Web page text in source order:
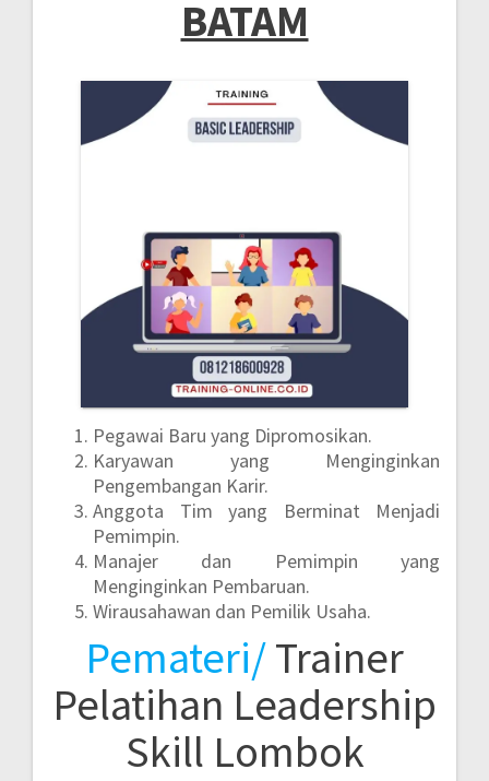
BATAM
Pegawai Baru yang Dipromosikan.
Karyawan yang Menginginkan
Pengembangan Karir.
Anggota Tim yang Berminat Menjadi
Pemimpin.
Manajer dan Pemimpin yang
Menginginkan Pembaruan.
Wirausahawan dan Pemilik Usaha.
Pemateri/Trainer
Pelatihan Leadership
Skill Lombok